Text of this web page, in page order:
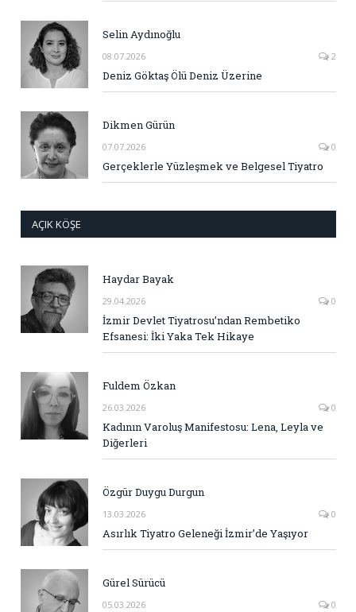
Selin Aydınoğlu
08.07.2026 2
Deniz Göktaş Ölü Deniz Üzerine
Dikmen Gürün
07.07.2026 0
Gerçeklerle Yüzleşmek ve Belgesel Tiyatro
AÇIK KÖŞE
Haydar Bayak
29.04.2026 0
İzmir Devlet Tiyatrosu’ndan Rembetiko
Efsanesi: İki Yaka Tek Hikaye
Fuldem Özkan
26.03.2026 0
Kadının Varoluş Manifestosu: Lena, Leyla ve
Diğerleri
Özgür Duygu Durgun
13.03.2026 0
Asırlık Tiyatro Geleneği İzmir’de Yaşıyor
Gürel Sürücü
05.03.2026 0